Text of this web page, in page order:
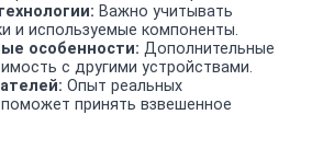
Важно учитывать
и используемые компоненты.
особенности: Дополнительные
с другими устройствами.
Опыт реальных
принять взвешенное